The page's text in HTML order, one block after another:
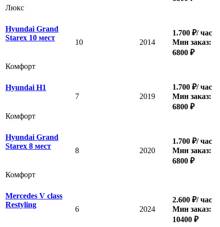
Люкс
Hyundai Grand
Starex 10 мест
Комфорт
10 2014
1.700 ₽/ час
Мин заказ:
6800 ₽
Hyundai H1
Комфорт
7 2019
1.700 ₽/ час
Мин заказ:
6800 ₽
Hyundai Grand
Starex 8 мест
Комфорт
8 2020
1.700 ₽/ час
Мин заказ:
6800 ₽
Mercedes V class
Restyling
6 2024
2.600 ₽/ час
Мин заказ:
10400 ₽